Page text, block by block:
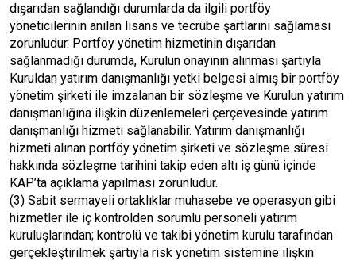
dışarıdan sağlandığı durumlarda da ilgili portföy
yöneticilerinin anılan lisans ve tecrübe şartlarını sağlaması
zorunludur. Portföy yönetim hizmetinin dışarıdan
sağlanmadığı durumda, Kurulun onayının alınması şartıyla
Kuruldan yatırım danışmanlığı yetki belgesi almış bir portföy
yönetim şirketi ile imzalanan bir sözleşme ve Kurulun yatırım
danışmanlığına ilişkin düzenlemeleri çerçevesinde yatırım
danışmanlığı hizmeti sağlanabilir. Yatırım danışmanlığı
hizmeti alınan portföy yönetim şirketi ve sözleşme süresi
hakkında sözleşme tarihini takip eden altı iş günü içinde
KAP’ta açıklama yapılması zorunludur.
(3) Sabit sermayeli ortaklıklar muhasebe ve operasyon gibi
hizmetler ile iç kontrolden sorumlu personeli yatırım
kuruluşlarından; kontrolü ve takibi yönetim kurulu tarafından
gerçekleştirilmek şartıyla risk yönetim sistemine ilişkin